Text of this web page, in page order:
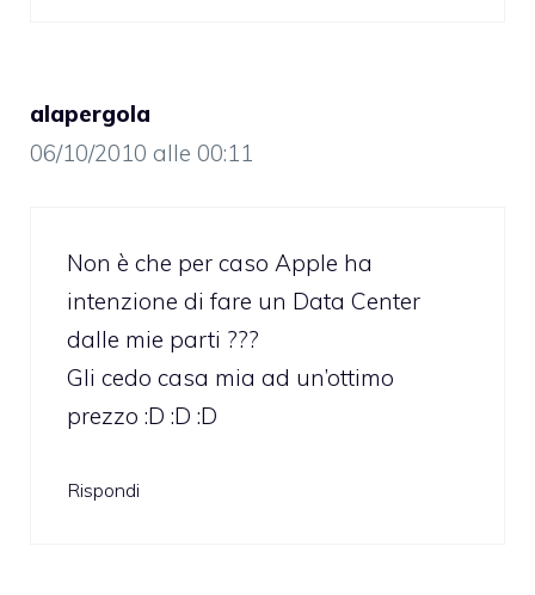
alapergola
06/10/2010 alle 00:11
Non è che per caso Apple ha
intenzione di fare un Data Center
dalle mie parti ???
Gli cedo casa mia ad un’ottimo
prezzo :D :D :D
Rispondi